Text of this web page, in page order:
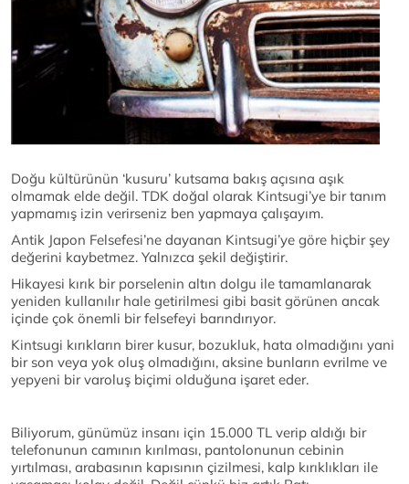
Doğu kültürünün ‘kusuru’ kutsama bakış açısına aşık
olmamak elde değil. TDK doğal olarak Kintsugi’ye bir tanım
yapmamış izin verirseniz ben yapmaya çalışayım.
Antik Japon Felsefesi’ne dayanan Kintsugi’ye göre hiçbir şey
değerini kaybetmez. Yalnızca şekil değiştirir.
Hikayesi kırık bir porselenin altın dolgu ile tamamlanarak
yeniden kullanılır hale getirilmesi gibi basit görünen ancak
içinde çok önemli bir felsefeyi barındırıyor.
Kintsugi kırıkların birer kusur, bozukluk, hata olmadığını yani
bir son veya yok oluş olmadığını, aksine bunların evrilme ve
yepyeni bir varoluş biçimi olduğuna işaret eder.
Biliyorum, günümüz insanı için 15.000 TL verip aldığı bir
telefonunun camının kırılması, pantolonunun cebinin
yırtılması, arabasının kapısının çizilmesi, kalp kırıklıkları ile